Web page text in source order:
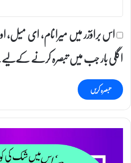
اس براؤزر میں میرا نام، ای
اگلی بار جب میں تبصرہ کرنے